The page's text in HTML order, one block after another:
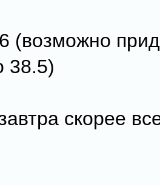
(возможно
38.5)
скорее